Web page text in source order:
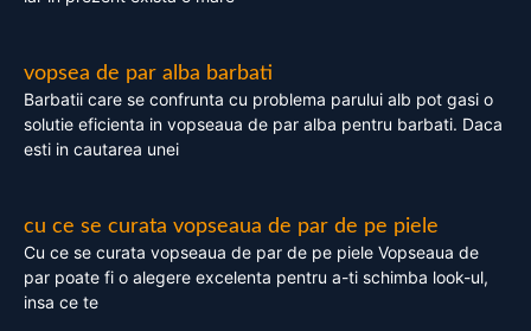
vopsea de par alba barbati
Barbatii care se confrunta cu problema parului alb pot gasi o
solutie eficienta in vopseaua de par alba pentru barbati. Daca
esti in cautarea unei
cu ce se curata vopseaua de par de pe piele
Cu ce se curata vopseaua de par de pe piele Vopseaua de
par poate fi o alegere excelenta pentru a-ti schimba look-ul,
insa ce te